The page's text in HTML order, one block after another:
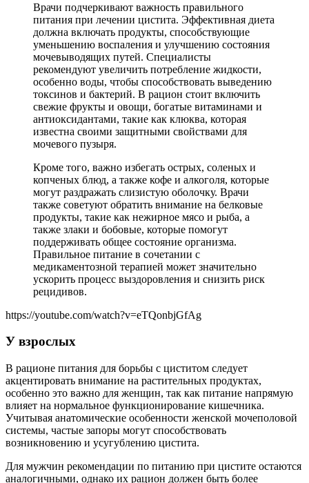
Врачи подчеркивают важность правильного
питания при лечении цистита. Эффективная диета
должна включать продукты, способствующие
уменьшению воспаления и улучшению состояния
мочевыводящих путей. Специалисты
рекомендуют увеличить потребление жидкости,
особенно воды, чтобы способствовать выведению
токсинов и бактерий. В рацион стоит включить
свежие фрукты и овощи, богатые витаминами и
антиоксидантами, такие как клюква, которая
известна своими защитными свойствами для
мочевого пузыря.
Кроме того, важно избегать острых, соленых и
копченых блюд, а также кофе и алкоголя, которые
могут раздражать слизистую оболочку. Врачи
также советуют обратить внимание на белковые
продукты, такие как нежирное мясо и рыба, а
также злаки и бобовые, которые помогут
поддерживать общее состояние организма.
Правильное питание в сочетании с
медикаментозной терапией может значительно
ускорить процесс выздоровления и снизить риск
рецидивов.
https://youtube.com/watch?v=eTQonbjGfAg
У взрослых
В рационе питания для борьбы с циститом следует
акцентировать внимание на растительных продуктах,
особенно это важно для женщин, так как питание напрямую
влияет на нормальное функционирование кишечника.
Учитывая анатомические особенности женской мочеполовой
системы, частые запоры могут способствовать
возникновению и усугублению цистита.
Для мужчин рекомендации по питанию при цистите остаются
аналогичными, однако их рацион должен быть более